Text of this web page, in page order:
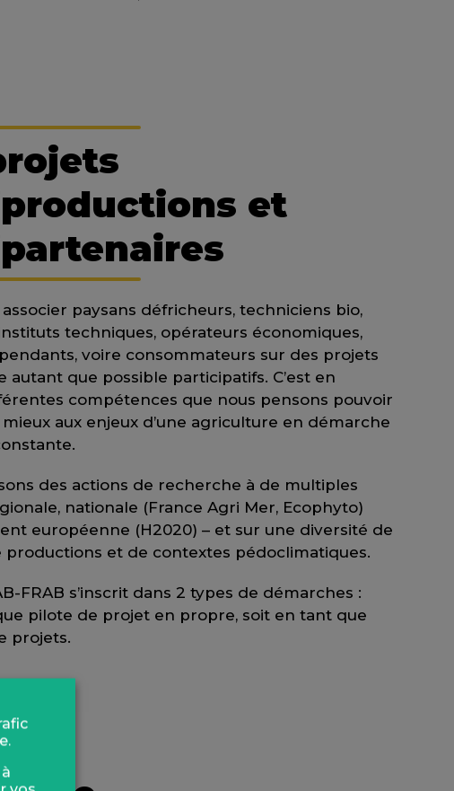
et
paysans défricheurs, techniciens bio,
techniques, opérateurs économiques,
voire consommateurs sur des projets
autant que possible participatifs. C’est en
compétences que nous pensons pouvoir
aux enjeux d’une agriculture en démarche
des actions de recherche à de multiples
nationale (France Agri Mer, Ecophyto)
européenne (H2020) – et sur une diversité de
productions et de contextes pédoclimatiques.
FRAB s’inscrit dans 2 types de démarches :
pilote de projet en propre, soit en tant que
projets.